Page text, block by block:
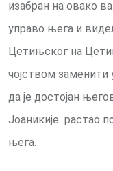
изабран на овако
управо њега и
Цетињског на
чојством заменити
да је достојан
Јоаникије растао
њега.